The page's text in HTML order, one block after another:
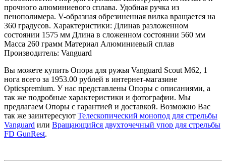
прочного алюминиевого сплава. Удобная ручка из
пенополимера. V-образная обрезиненная вилка вращается на
360 градусов. Характеристики: Длинав разложенном
состоянии 1575 мм Длина в сложенном состоянии 560 мм
Масса 260 грамм Материал Алюминиевый сплав
Производитель: Vanguard
Вы можете купить Опора для ружья Vanguard Scout M62, 1
нога всего за 1953.00 рублей в интернет-магазине
Opticspremium. У нас представлены Опоры с описаниями, а
так же подробные характеристики и фотографии. Мы
предлагаем Опоры с гарантией и доставкой. Возможно Вас
так же заинтересуют Телескопический монопод для стрельбы
Vanguard или Вращающийся двухточечный упор для стрельбы
FD GunRest.